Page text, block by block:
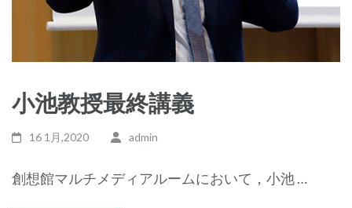
小池教授最終講義
16 1月,2020 admin
創想館マルチメディアルームにおいて，小池 …